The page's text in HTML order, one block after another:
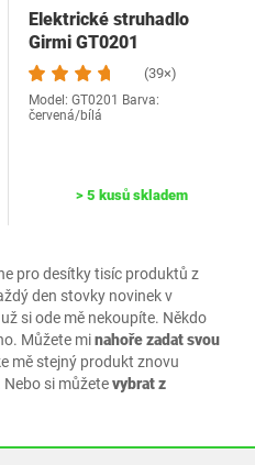
pro desítky tisíc produktů z
den stovky novinek v
si ode mě nekoupíte. Někdo
Můžete minahoře zadat svou
mě stejný produkt znovu
Nebo si můžetevybrat z
Elektrické struhadlo
Girmi GT0201
(39×)
Model: GT0201 Barva:
červená/bílá
> 5 kusů skladem